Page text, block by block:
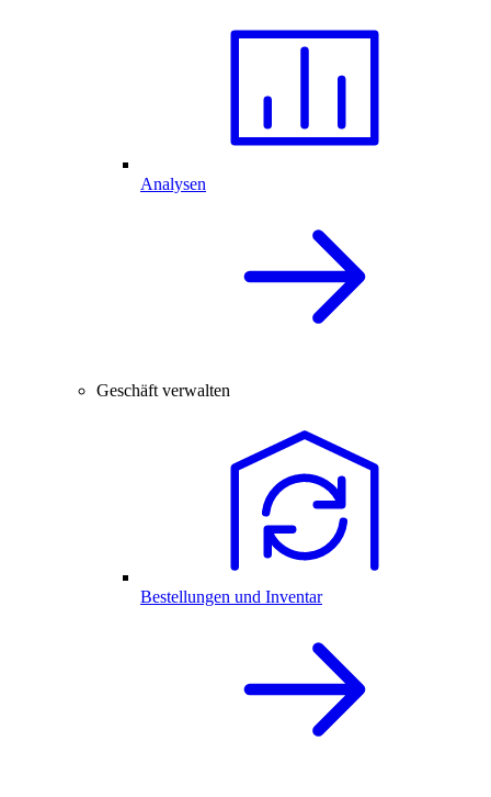
Analysen
Geschäft verwalten
Bestellungen und Inventar